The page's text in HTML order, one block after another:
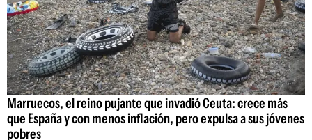
Marruecos, el reino pujante que invadió Ceuta: crece más
que España y con menos inflación, pero expulsa a sus jóvenes
pobres